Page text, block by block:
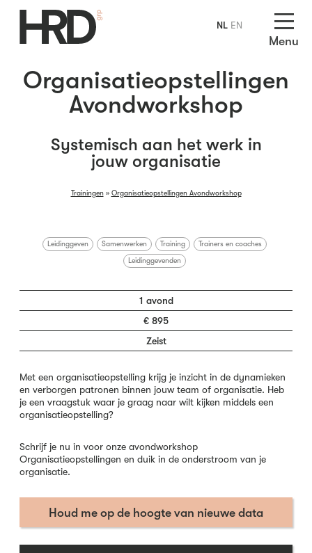
Menu
Organisatieopstellingen
Avondworkshop
Systemisch aan het werk in
jouw organisatie
Trainingen» Organisatieopstellingen Avondworkshop
Leidinggeven Samenwerken Training
Trainers en coaches
Leidinggevenden
1 avond
€ 895
Zeist
Met een organisatieopstelling krijg je inzicht in de dynamieken
en verborgen patronen binnen jouw team of organisatie. Heb
je een vraagstuk waar je graag naar wilt kijken middels een
organisatieopstelling?
Schrijf je nu in voor onze avondworkshop
Organisatieopstellingen en duik in de onderstroom van je
organisatie.
Houd me op de hoogte van nieuwe data
NL EN